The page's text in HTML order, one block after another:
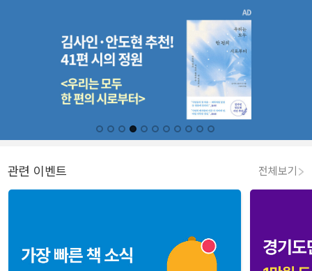
관련 이벤트 전체보기